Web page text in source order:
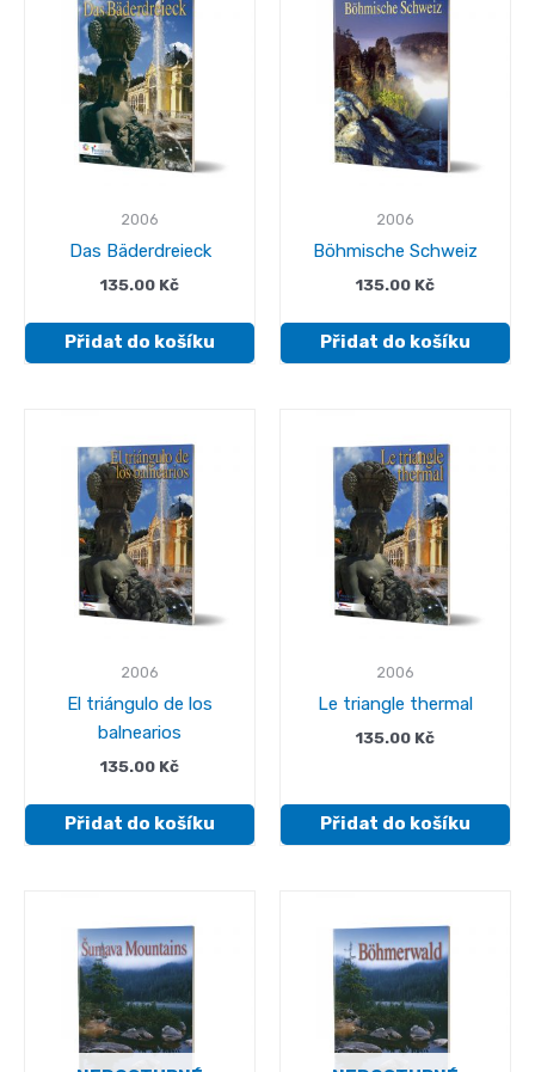
2006
Das Bäderdreieck
135.00 Kč
Přidat do košíku
2006
Böhmische Schweiz
135.00 Kč
Přidat do košíku
2006
El triángulo de los
balnearios
135.00 Kč
Přidat do košíku
2006
Le triangle thermal
135.00 Kč
Přidat do košíku